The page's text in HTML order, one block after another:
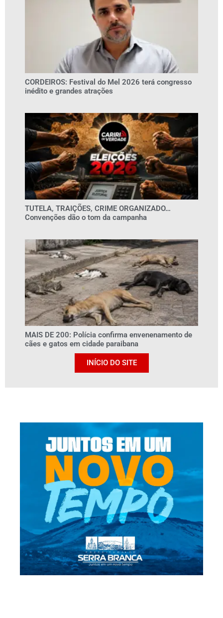
CORDEIROS: Festival do Mel 2026 terá congresso
inédito e grandes atrações
TUTELA, TRAIÇÕES, CRIME ORGANIZADO…
Convenções dão o tom da campanha
MAIS DE 200: Polícia confirma envenenamento de
cães e gatos em cidade paraibana
INÍCIO DO SITE